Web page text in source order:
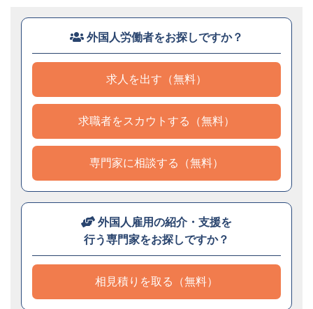
外国人労働者をお探しですか？
求人を出す（無料）
求職者をスカウトする（無料）
専門家に相談する（無料）
外国人雇用の紹介・支援を
行う専門家をお探しですか？
相見積りを取る（無料）